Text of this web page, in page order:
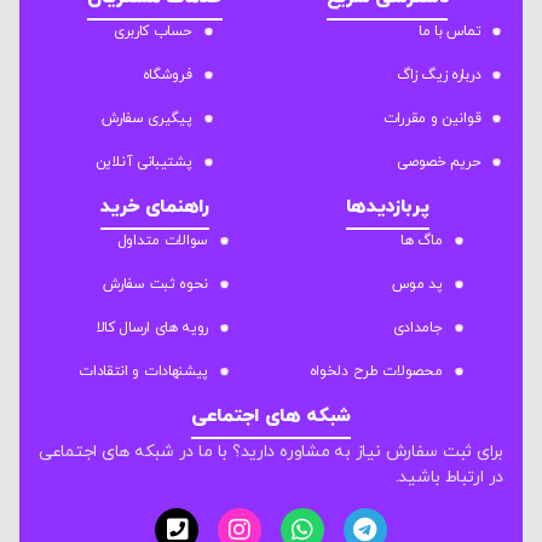
تماس با ما
درباره زیگ زاگ
قوانین و مقررات
حریم خصوصی
حساب کاربری
فروشگاه
پیگیری سفارش
پشتیبانی آنلاین
پربازدیدها
ماگ ها
پد موس
جامدادی
محصولات طرح دلخواه
راهنمای خرید
سوالات متداول
نحوه ثبت سفارش
رویه های ارسال کالا
پیشنهادات و انتقادات
شبکه های اجتماعی
برای ثبت سفارش نیاز به مشاوره دارید؟ با ما در شبکه های اجتماعی
در ارتباط باشید.